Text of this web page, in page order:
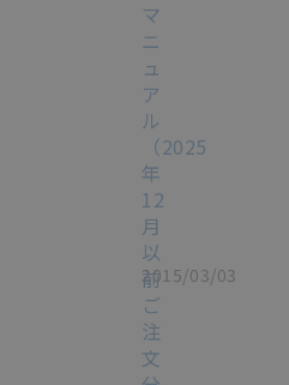
マ
ニ
ュ
ア
ル
（2025
年
12
月
以
前
ご
注
文
2015/03/03